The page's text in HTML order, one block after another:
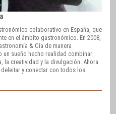
colaborativo en España, que
en el ámbito gastronómico. En 2008,
& Cía de manera
un sueño hecho realidad combinar
la creatividad y la divulgación. Ahora
y conectar con todos los